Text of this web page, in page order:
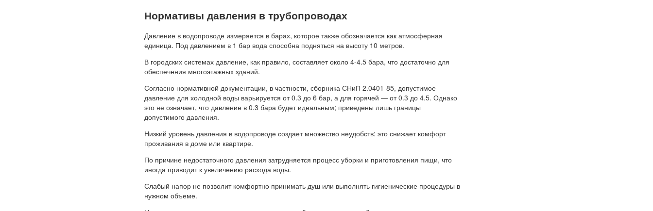
Нормативы давления в трубопроводах
Давление в водопроводе измеряется в барах, которое также обозначается как атмосферная
единица. Под давлением в 1 бар вода способна подняться на высоту 10 метров.
В городских системах давление, как правило, составляет около 4-4.5 бара, что достаточно для
обеспечения многоэтажных зданий.
Согласно нормативной документации, в частности, сборника СНиП 2.0401-85, допустимое
давление для холодной воды варьируется от 0.3 до 6 бар, а для горячей — от 0.3 до 4.5. Однако
это не означает, что давление в 0.3 бара будет идеальным; приведены лишь границы
допустимого давления.
Низкий уровень давления в водопроводе создает множество неудобств: это снижает комфорт
проживания в доме или квартире.
По причине недостаточного давления затрудняется процесс уборки и приготовления пищи, что
иногда приводит к увеличению расхода воды.
Слабый напор не позволит комфортно принимать душ или выполнять гигиенические процедуры в
нужном объеме.